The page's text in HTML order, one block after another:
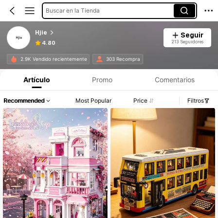
Buscar en la Tienda
Hjie
4.80
Seguir
213 Seguidores
2.9K Vendido recientemente 303 Recompra
Artículo Promo Comentarios
Recommended Most Popular Price Filtros